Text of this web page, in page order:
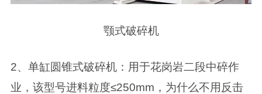
颚式破碎机
2、单缸圆锥式破碎机：用于花岗岩二段中碎作
业，该型号进料粒度≤250mm，为什么不用反击